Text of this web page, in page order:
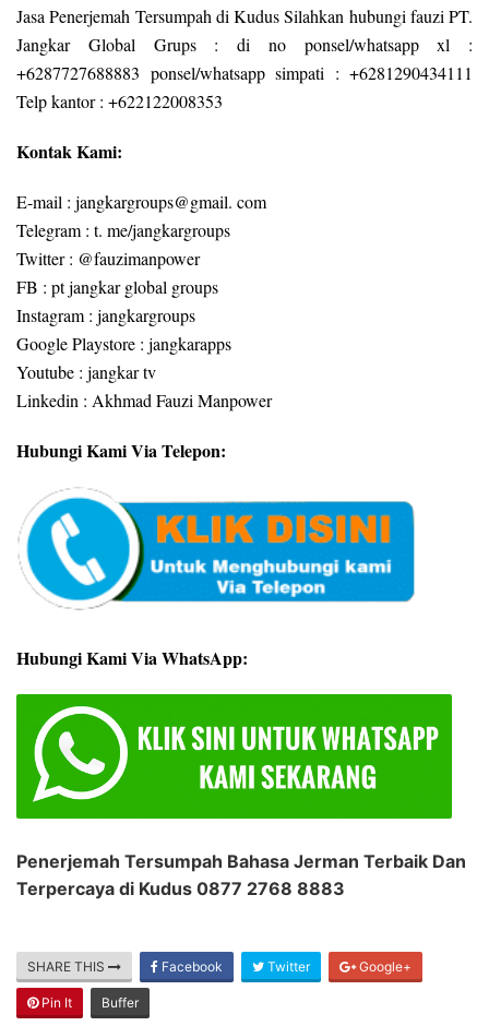
Jasa Penerjemah Tersumpah di Kudus Silahkan hubungi fauzi PT.
Jangkar Global Grups : di no ponsel/whatsapp xl :
+6287727688883 ponsel/whatsapp simpati : +6281290434111
Telp kantor : +622122008353
Kontak Kami:
E-mail : jangkargroups@gmail. com
Telegram : t. me/jangkargroups
Twitter : @fauzimanpower
FB : pt jangkar global groups
Instagram : jangkargroups
Google Playstore : jangkarapps
Youtube : jangkar tv
Linkedin : Akhmad Fauzi Manpower
Hubungi Kami Via Telepon:
Hubungi Kami Via WhatsApp:
Penerjemah Tersumpah Bahasa Jerman Terbaik Dan
Terpercaya di Kudus 0877 2768 8883
SHARE THIS Facebook Twitter Google+
Pin It Buffer